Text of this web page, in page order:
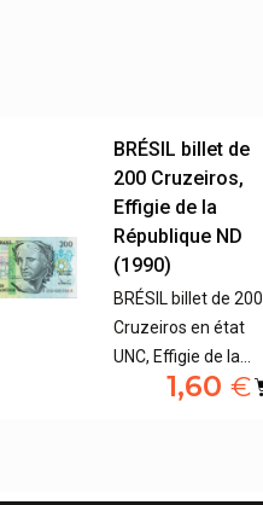
BRÉSIL billet de
200 Cruzeiros,
Effigie de la
République ND
(1990)
BRÉSIL billet de 200
Cruzeiros en état
UNC, Effigie de la…
1,60 €